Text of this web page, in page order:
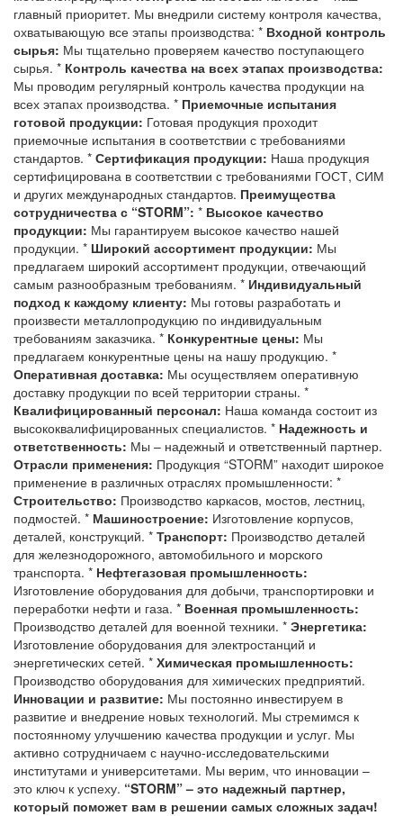
главный приоритет. Мы внедрили систему контроля качества,
охватывающую все этапы производства: * Входной контроль
сырья: Мы тщательно проверяем качество поступающего
сырья. * Контроль качества на всех этапах производства:
Мы проводим регулярный контроль качества продукции на
всех этапах производства. * Приемочные испытания
готовой продукции: Готовая продукция проходит
приемочные испытания в соответствии с требованиями
стандартов. * Сертификация продукции: Наша продукция
сертифицирована в соответствии с требованиями ГОСТ, СИМ
и других международных стандартов. Преимущества
сотрудничества с “STORM”: * Высокое качество
продукции: Мы гарантируем высокое качество нашей
продукции. * Широкий ассортимент продукции: Мы
предлагаем широкий ассортимент продукции, отвечающий
самым разнообразным требованиям. * Индивидуальный
подход к каждому клиенту: Мы готовы разработать и
произвести металлопродукцию по индивидуальным
требованиям заказчика. * Конкурентные цены: Мы
предлагаем конкурентные цены на нашу продукцию. *
Оперативная доставка: Мы осуществляем оперативную
доставку продукции по всей территории страны. *
Квалифицированный персонал: Наша команда состоит из
высококвалифицированных специалистов. * Надежность и
ответственность: Мы – надежный и ответственный партнер.
Отрасли применения: Продукция “STORM” находит широкое
применение в различных отраслях промышленности: *
Строительство: Производство каркасов, мостов, лестниц,
подмостей. * Машиностроение: Изготовление корпусов,
деталей, конструкций. * Транспорт: Производство деталей
для железнодорожного, автомобильного и морского
транспорта. * Нефтегазовая промышленность:
Изготовление оборудования для добычи, транспортировки и
переработки нефти и газа. * Военная промышленность:
Производство деталей для военной техники. * Энергетика:
Изготовление оборудования для электростанций и
энергетических сетей. * Химическая промышленность:
Производство оборудования для химических предприятий.
Инновации и развитие: Мы постоянно инвестируем в
развитие и внедрение новых технологий. Мы стремимся к
постоянному улучшению качества продукции и услуг. Мы
активно сотрудничаем с научно-исследовательскими
институтами и университетами. Мы верим, что инновации –
это ключ к успеху. “STORM” – это надежный партнер,
который поможет вам в решении самых сложных задач!